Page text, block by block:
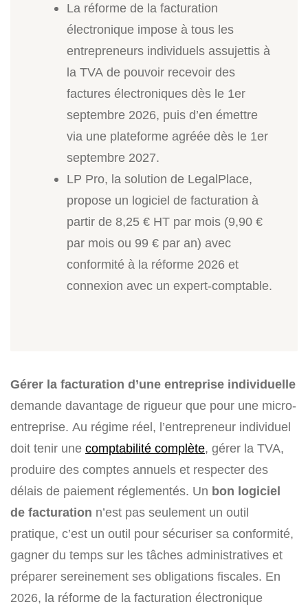
La réforme de la facturation
électronique impose à tous les
entrepreneurs individuels assujettis à
la TVA de pouvoir recevoir des
factures électroniques dès le 1er
septembre 2026, puis d’en émettre
via une plateforme agréée dès le 1er
septembre 2027.
LP Pro, la solution de LegalPlace,
propose un logiciel de facturation à
partir de 8,25 € HT par mois (9,90 €
par mois ou 99 € par an) avec
conformité à la réforme 2026 et
connexion avec un expert-comptable.
Gérer la facturation d’une entreprise individuelle
demande davantage de rigueur que pour une micro-
entreprise. Au régime réel, l’entrepreneur individuel
doit tenir une comptabilité complète, gérer la TVA,
produire des comptes annuels et respecter des
délais de paiement réglementés. Un bon logiciel
de facturation n’est pas seulement un outil
pratique, c’est un outil pour sécuriser sa conformité,
gagner du temps sur les tâches administratives et
préparer sereinement ses obligations fiscales. En
2026, la réforme de la facturation électronique